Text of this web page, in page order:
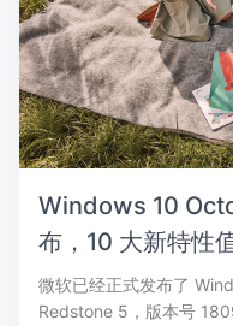
Windows 10
布，10 大新特性
微软已经正式发布了
Redstone 5，版本号